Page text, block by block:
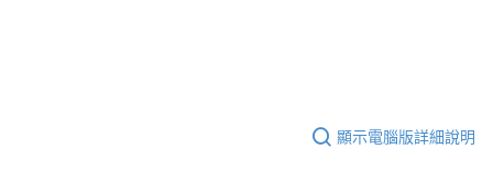
顯示電腦版詳細說明